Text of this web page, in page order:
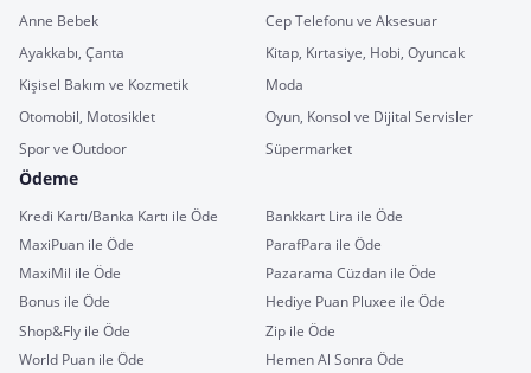
Anne Bebek
Cep Telefonu ve Aksesuar
Ayakkabı, Çanta
Kitap, Kırtasiye, Hobi, Oyuncak
Kişisel Bakım ve Kozmetik
Moda
Otomobil, Motosiklet
Oyun, Konsol ve Dijital Servisler
Spor ve Outdoor
Süpermarket
Ödeme
Kredi Kartı/Banka Kartı ile Öde
Bankkart Lira ile Öde
MaxiPuan ile Öde
ParafPara ile Öde
MaxiMil ile Öde
Pazarama Cüzdan ile Öde
Bonus ile Öde
Hediye Puan Pluxee ile Öde
Shop&Fly ile Öde
Zip ile Öde
World Puan ile Öde
Hemen Al Sonra Öde